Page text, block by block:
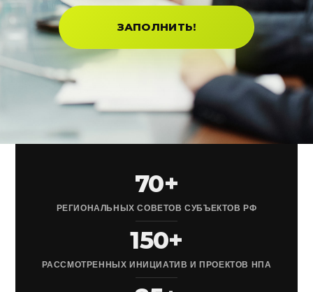
ЗАПОЛНИТЬ!
70+
РЕГИОНАЛЬНЫХ СОВЕТОВ СУБЪЕКТОВ РФ
150+
РАССМОТРЕННЫХ ИНИЦИАТИВ И ПРОЕКТОВ НПА